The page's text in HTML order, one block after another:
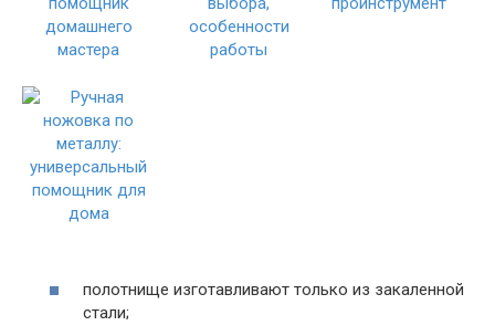
полотнище изготавливают только из закаленной
стали;